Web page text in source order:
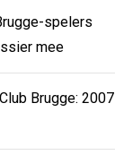
spelers
mee
Brugge: 2007